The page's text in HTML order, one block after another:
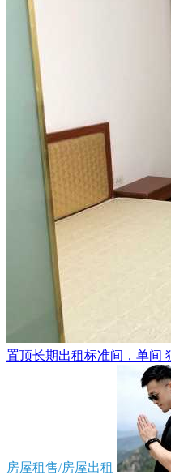
置顶长期出租标准间，单间
房屋租售/房屋出租